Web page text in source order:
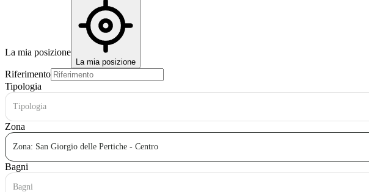
La mia posizione
La mia posizione
Riferimento
Tipologia
Tipologia
Zona
Zona: San Giorgio delle Pertiche - Centro
Bagni
Bagni